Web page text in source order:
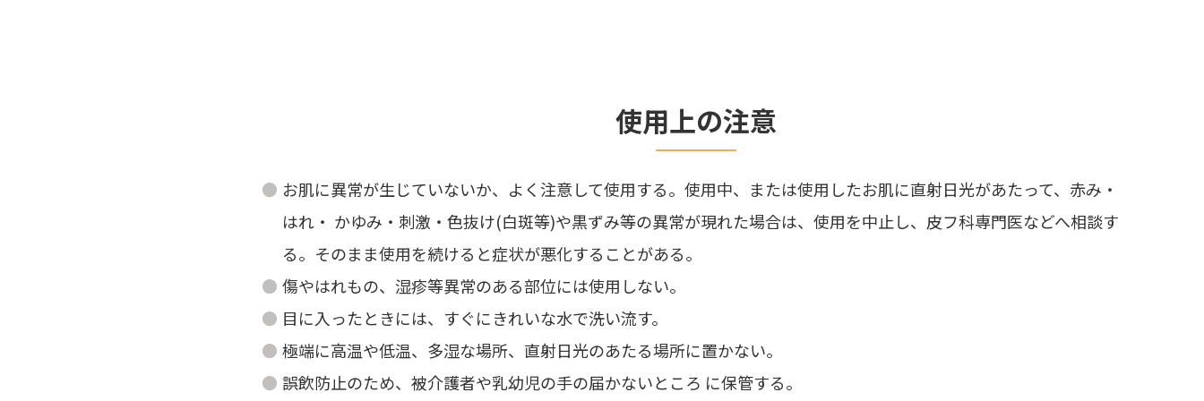
使用上の注意
お肌に異常が生じていないか、よく注意して使用する。使用中、または使用したお肌に直射日光があたって、赤み・
はれ・ かゆみ・刺激・色抜け(白斑等)や黒ずみ等の異常が現れた場合は、使用を中止し、皮フ科専門医などへ相談す
る。そのまま使用を続けると症状が悪化することがある。
傷やはれもの、湿疹等異常のある部位には使用しない。
目に入ったときには、すぐにきれいな水で洗い流す。
極端に高温や低温、多湿な場所、直射日光のあたる場所に置かない。
誤飲防止のため、被介護者や乳幼児の手の届かないところ に保管する。